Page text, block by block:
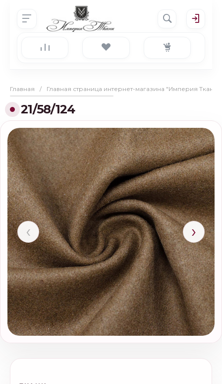
Главная / Главная страница интернет-магазина "Империя Ткани"
21/58/124
‹ ›